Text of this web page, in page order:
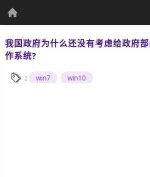
个人资料
(current)
我国政府为什么还没有考虑给政府
作系统?
: win7 win10